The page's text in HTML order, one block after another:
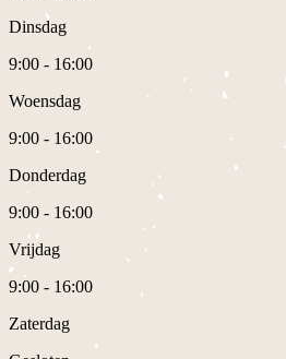
Dinsdag
9:00 - 16:00
Woensdag
9:00 - 16:00
Donderdag
9:00 - 16:00
Vrijdag
9:00 - 16:00
Zaterdag